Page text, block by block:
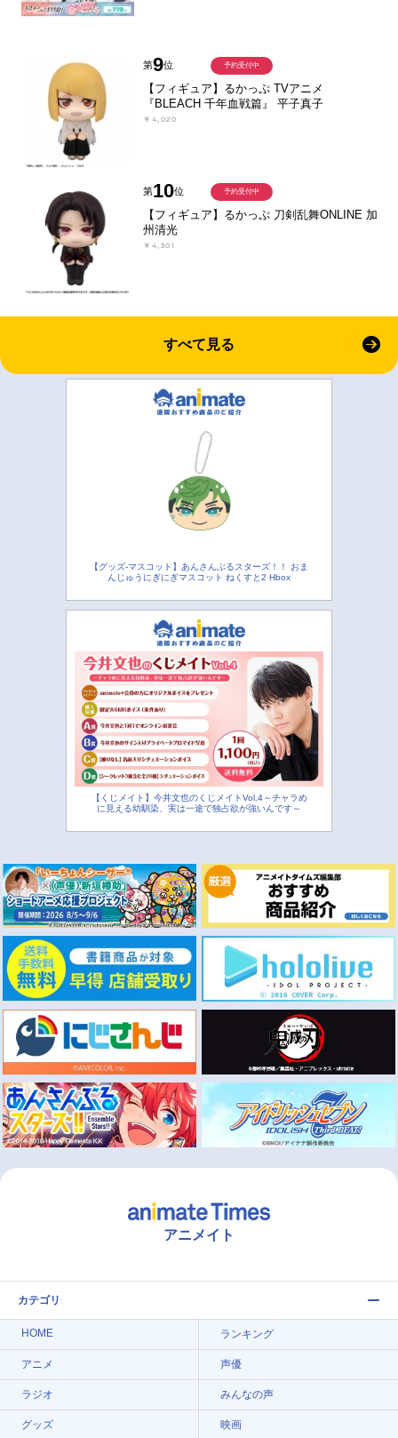
第9位
【フィギュア】るかっぷ TVアニメ
『BLEACH 千年血戦篇』 平子真子
￥4,020
予約受付中
第10位
【フィギュア】るかっぷ 刀剣乱舞ONLINE 加
州清光
￥4,301
予約受付中
すべて見る
【グッズ-マスコット】あんさんぶるスターズ！！ おま
んじゅうにぎにぎマスコット ねくすと2 Hbox
【くじメイト】今井文也のくじメイトVol.4～チャラめ
に見える幼馴染、実は一途で独占欲が強いんです～
アニメイト
カテゴリ
HOME ランキング
アニメ 声優
ラジオ みんなの声
グッズ 映画